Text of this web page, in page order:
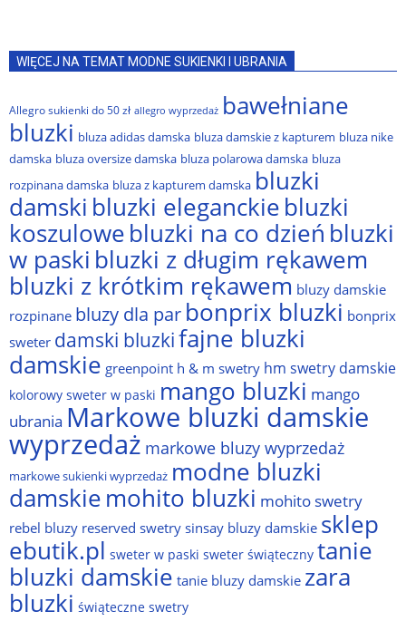
WIĘCEJ NA TEMAT MODNE SUKIENKI I UBRANIA
Allegro sukienki do 50 zł allegro wyprzedaż bawełniane
bluzki bluza adidas damska bluza damskie z kapturem bluza nike
damska bluza oversize damska bluza polarowa damska bluza
rozpinana damska bluza z kapturem damska bluzki
damski bluzki eleganckie bluzki
koszulowe bluzki na co dzień bluzki
w paski bluzki z długim rękawem
bluzki z krótkim rękawem bluzy damskie
rozpinane bluzy dla par bonprix bluzki bonprix
sweter damski bluzkifajne bluzki
damskie greenpoint h & m swetry hm swetry damskie
kolorowy sweter w paski mango bluzki mango
ubrania Markowe bluzki damskie
wyprzedaż markowe bluzy wyprzedaż
markowe sukienki wyprzedaż modne bluzki
damskiemohito bluzki mohito swetry
rebel bluzy reserved swetrysinsay bluzy damskie sklep
ebutik.pl sweter w paski sweter świąteczny tanie
bluzki damskie tanie bluzy damskie zara
bluzki świąteczne swetry